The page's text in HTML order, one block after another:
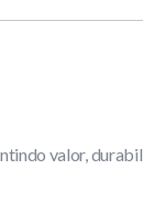
valor,